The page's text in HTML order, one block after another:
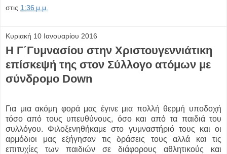
στις 1:36 μ.μ.
Κυριακή 10 Ιανουαρίου 2016
Η Γ΄Γυμνασίου στην Χριστουγεννιάτικη
επίσκεψή της στον Σύλλογο ατόμων με
σύνδρομο Down
Για μια ακόμη φορά μας έγινε μια πολλή θερμή υποδοχή
τόσο από τους υπευθύνους, όσο και από τα παιδιά του
συλλόγου. Φιλοξενηθήκαμε στο γυμναστήριό τους και οι
αρμόδιοι μας εξήγησαν τις δράσεις τους αλλά και τις
επιτυχίες των παιδιών σε διάφορους αθλητικούς και